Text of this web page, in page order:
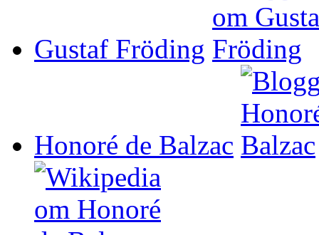
Gustaf Fröding
Honoré de Balzac